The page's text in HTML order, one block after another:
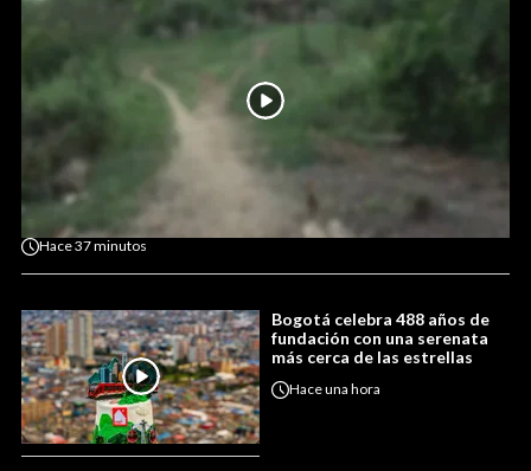
Hace37 minutos
Bogotá celebra 488 años de
fundación con una serenata
más cerca de las estrellas
Haceuna hora